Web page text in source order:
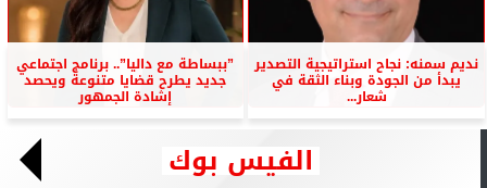
نديم سمنه: نجاح استراتيجية التصدير
يبدأ من الجودة وبناء الثقة في
شعار...
”ببساطة مع داليا”.. برنامج اجتماعي
جديد يطرح قضايا متنوعة ويحصد
إشادة الجمهور
الفيس بوك